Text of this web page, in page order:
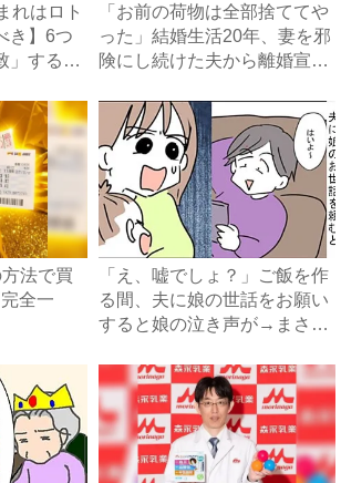
れはロト
き】6つ
」する
「お前の荷物は全部捨ててや
った」結婚生活20年、妻を邪
険にし続けた夫から離婚宣
法で買
全一
「え、嘘でしょ？」ご飯を作
る間、夫に娘の世話をお願い
すると娘の泣き声が→まさか